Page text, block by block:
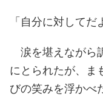
「自分に対してだ
涙を堪えながら
にとられたが、ま
びの笑みを浮かべ